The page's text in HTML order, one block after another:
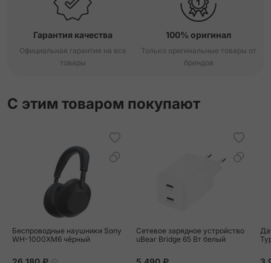
Гарантия качества
Официальная гарантия на все
товары
100% оригинал
Только оригинальные товары от
брендов
С этим товаром покупают
Беспроводные наушники Sony
WH-1000XM6 чёрный
Сетевое зарядное устройство
uBear Bridge 65 Вт белый